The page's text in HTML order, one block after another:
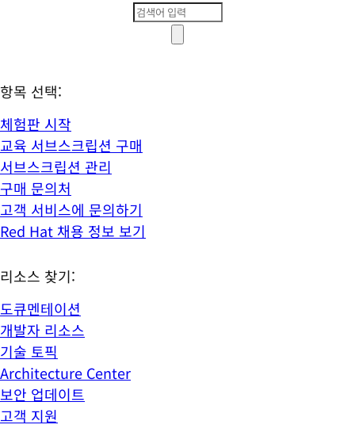
항목 선택:
체험판 시작
교육 서브스크립션 구매
서브스크립션 관리
구매 문의처
고객 서비스에 문의하기
Red Hat 채용 정보 보기
리소스 찾기:
도큐멘테이션
개발자 리소스
기술 토픽
Architecture Center
보안 업데이트
고객 지원